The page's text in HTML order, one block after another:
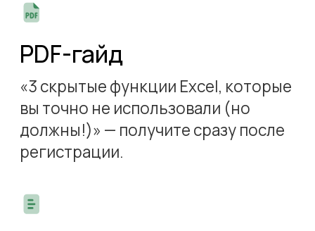
университета науки и технологий,
кандидат технических наук
Специализация
социально-экономических
явлений и процессов,
математическое моделирование
и анализ данных в экономике,
бизнес-анализ, финансово-
экономические модели
Опыт преподавания Excel:
и на профессиональных
курсах